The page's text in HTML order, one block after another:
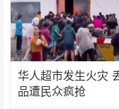
华人超市发生火灾
品遭民众疯抢